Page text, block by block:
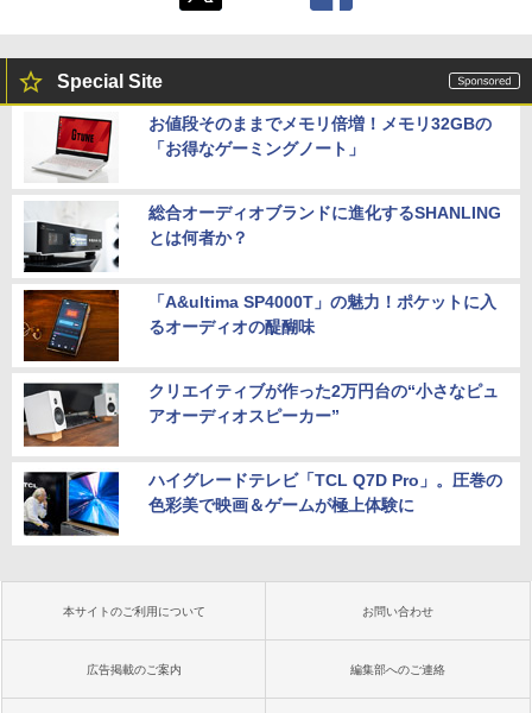
Special Site
お値段そのままでメモリ倍増！メモリ32GBの
「お得なゲーミングノート」
総合オーディオブランドに進化するSHANLING
とは何者か？
「A&ultima SP4000T」の魅力！ポケットに入
るオーディオの醍醐味
クリエイティブが作った2万円台の“小さなピュ
アオーディオスピーカー”
ハイグレードテレビ「TCL Q7D Pro」。圧巻の
色彩美で映画＆ゲームが極上体験に
本サイトのご利用について お問い合わせ
広告掲載のご案内 編集部へのご連絡